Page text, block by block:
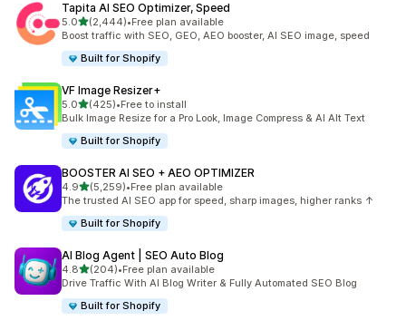
Tapita AI SEO Optimizer, Speed
5.05つ星中
(2,444)
合計レビュー数：2444件
•Free plan available
Boost traffic with SEO, GEO, AEO booster, AI SEO image, speed
Built for Shopify
VF Image Resizer+
5.05つ星中
(425)
合計レビュー数：425件
•Free to install
Bulk Image Resize for a Pro Look, Image Compress & AI Alt Text
Built for Shopify
BOOSTER AI SEO + AEO OPTIMIZER
4.95つ星中
(5,259)
合計レビュー数：5259件
•Free plan available
The trusted AI SEO app for speed, sharp images, higher ranks ↑
Built for Shopify
AI Blog Agent | SEO Auto Blog
4.85つ星中
(204)
合計レビュー数：204件
•Free plan available
Drive Traffic With AI Blog Writer & Fully Automated SEO Blog
Built for Shopify